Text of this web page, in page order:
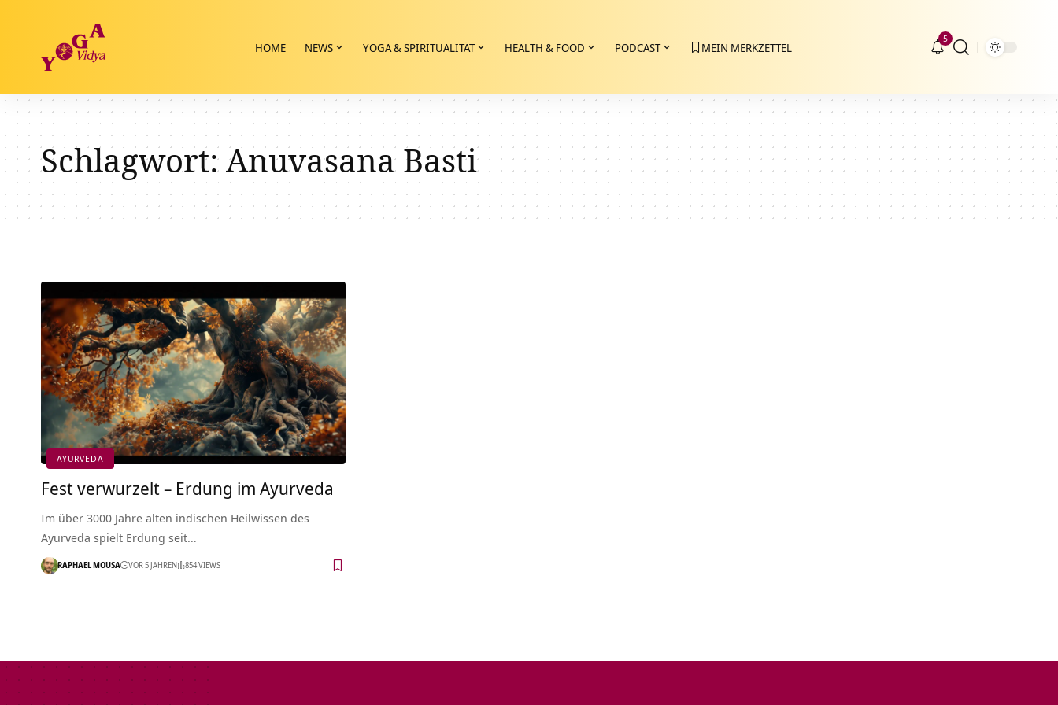
HOME NEWS YOGA & SPIRITUALITÄT HEALTH & FOOD PODCAST MEIN MERKZETTEL
5
Schlagwort:Anuvasana Basti
AYURVEDA
Fest verwurzelt – Erdung im Ayurveda
Im über 3000 Jahre alten indischen Heilwissen des
Ayurveda spielt Erdung seit…
RAPHAEL MOUSA VOR 5 JAHREN 854 VIEWS